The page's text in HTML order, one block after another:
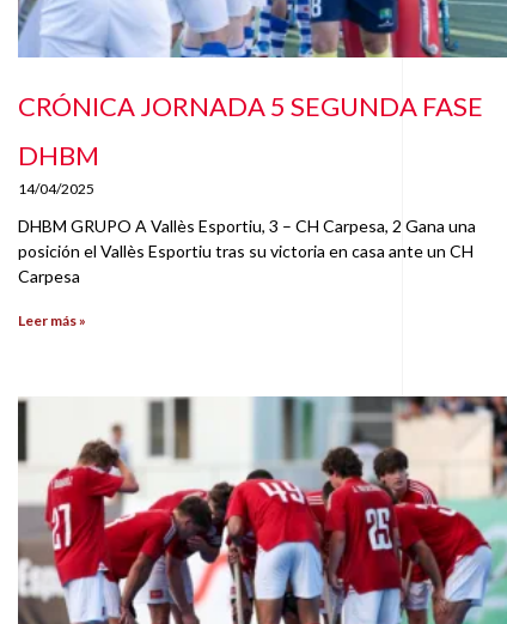
CRÓNICA JORNADA 5 SEGUNDA FASE
DHBM
14/04/2025
DHBM GRUPO A Vallès Esportiu, 3 – CH Carpesa, 2 Gana una
posición el Vallès Esportiu tras su victoria en casa ante un CH
Carpesa
Leer más »